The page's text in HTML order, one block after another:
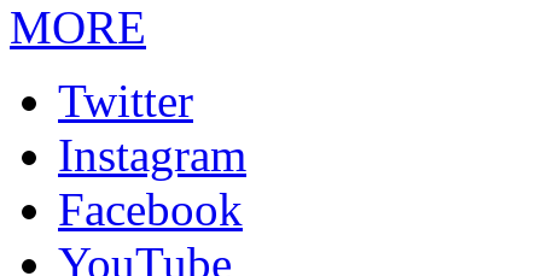
MORE
Twitter
Instagram
Facebook
YouTube